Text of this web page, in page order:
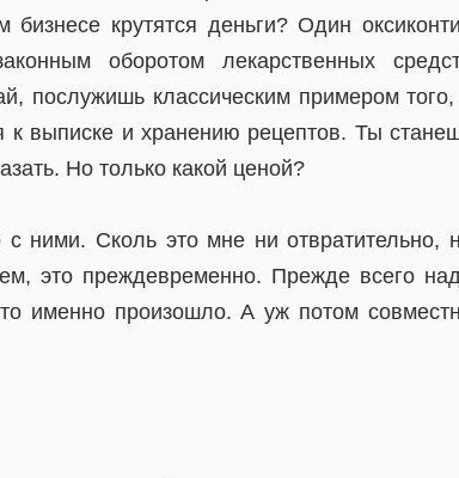
бизнесе крутятся деньги? Один
оборотом лекарственных
послужишь классическим примером
к выписке и хранению рецептов. Ты
Но только какой ценой?
ними. Сколь это мне ни отвратительно,
это преждевременно. Прежде всего
именно произошло. А уж потом